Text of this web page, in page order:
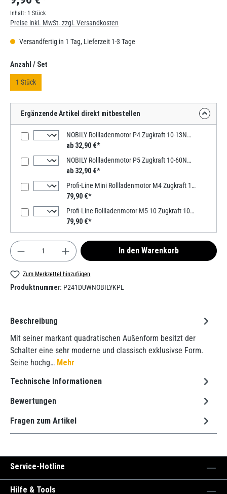
Inhalt: 1 Stück
Preise inkl. MwSt. zzgl. Versandkosten
Versandfertig in 1 Tag, Lieferzeit 1-3 Tage
Anzahl / Set
1 Stück
Ergänzende Artikel direkt mitbestellen
NOBILY Rollladenmotor P4 Zugkraft 10-13Nm / 25-36kg SW40
ab 32,90 €*
NOBILY Rollladenmotor P5 Zugkraft 10-60Nm / 25-135kg SW60
ab 32,90 €*
Profi-Line Mini Rollladenmotor M4 Zugkraft 13Nm / 36kg SW40
79,90 €*
Profi-Line Rollladenmotor M5 10 Zugkraft 10Nm / 25kg SW60 Motortyp / Zugkraft: 10/15-60 60mm Welle - bis 25Kg
79,90 €*
Produkt Anzahl: Gib den gewünschten Wert ein
In den Warenkorb
Zum Merkzettel hinzufügen
Produktnummer: P241DUWNOBILYKPL
Beschreibung
Mit seiner markant quadratischen Außenform besitzt der
Schalter eine sehr moderne und classisch exklusivse Form.
Seine hochg… Mehr
Technische Informationen
Bewertungen
Fragen zum Artikel
Service-Hotline
Hilfe & Tools